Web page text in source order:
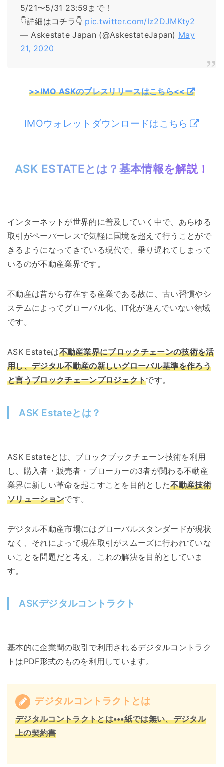
5/21〜5/31 23:59まで！
👇詳細はコチラ👇 pic.twitter.com/Iz2DJMKty2
— Askestate Japan (@AskestateJapan) May
21, 2020
>>IMO ASKのプレスリリースはこちら<<
IMOウォレットダウンロードはこちら
ASK ESTATEとは？基本情報を解説！
インターネットが世界的に普及していく中で、あらゆる
取引がペーパーレスで気軽に国境を超えて行うことがで
きるようになってきている現代で、乗り遅れてしまって
いるのが不動産業界です。
不動産は昔から存在する産業である故に、古い習慣やシ
ステムによってグローバル化、IT化が進んでいない領域
です。
ASK Estateは不動産業界にブロックチェーンの技術を活
用し、デジタル不動産の新しいグローバル基準を作ろう
と言うブロックチェーンプロジェクトです。
ASK Estateとは？
ASK Estateとは、ブロックブックチェーン技術を利用
し、購入者・販売者・ブローカーの3者が関わる不動産
業界に新しい革命を起こすことを目的とした不動産技術
ソリューションです。
デジタル不動産市場にはグローバルスタンダードが現状
なく、それによって現在取引がスムーズに行われていな
いことを問題だと考え、これの解決を目的としていま
す。
ASKデジタルコントラクト
基本的に企業間の取引で利用されるデジタルコントラク
トはPDF形式のものを利用しています。
デジタルコントラクトとは
デジタルコントラクトとは•••紙では無い、デジタル
上の契約書